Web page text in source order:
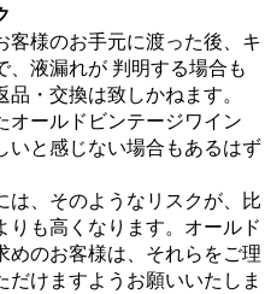
客様のお手元に渡った後、キ
、液漏れが 判明する場合も
・交換は致しかねます。
オールドビンテージワイン
いと感じない場合もあるはず
は、そのようなリスクが、比
りも高くなります。オールド
めのお客様は、それらをご理
けますようお願いいたしま